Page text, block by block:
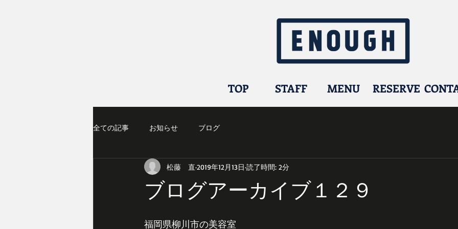
TOP STAFF MENU RESERVE
全ての記事 お知らせ ブログ
ブログアーカイブ１２９
松藤 直 2019年12月13日 読了時間: 2分
福岡県柳川市の美容室